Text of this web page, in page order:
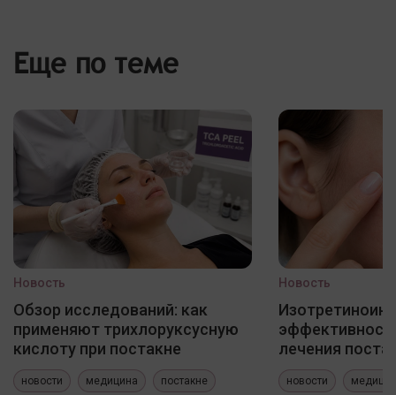
Еще по теме
Новость
Обзор исследований: как
применяют трихлоруксусную
кислоту при постакне
новости медицина постакне
Новость
Изотретиноин
лечения
новости